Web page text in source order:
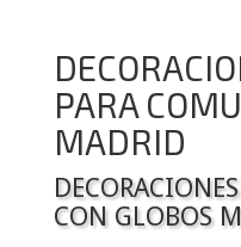
PARA
MADRID
CON GLOBOS